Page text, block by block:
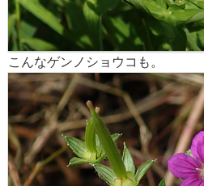
こんなゲンノショウコも。